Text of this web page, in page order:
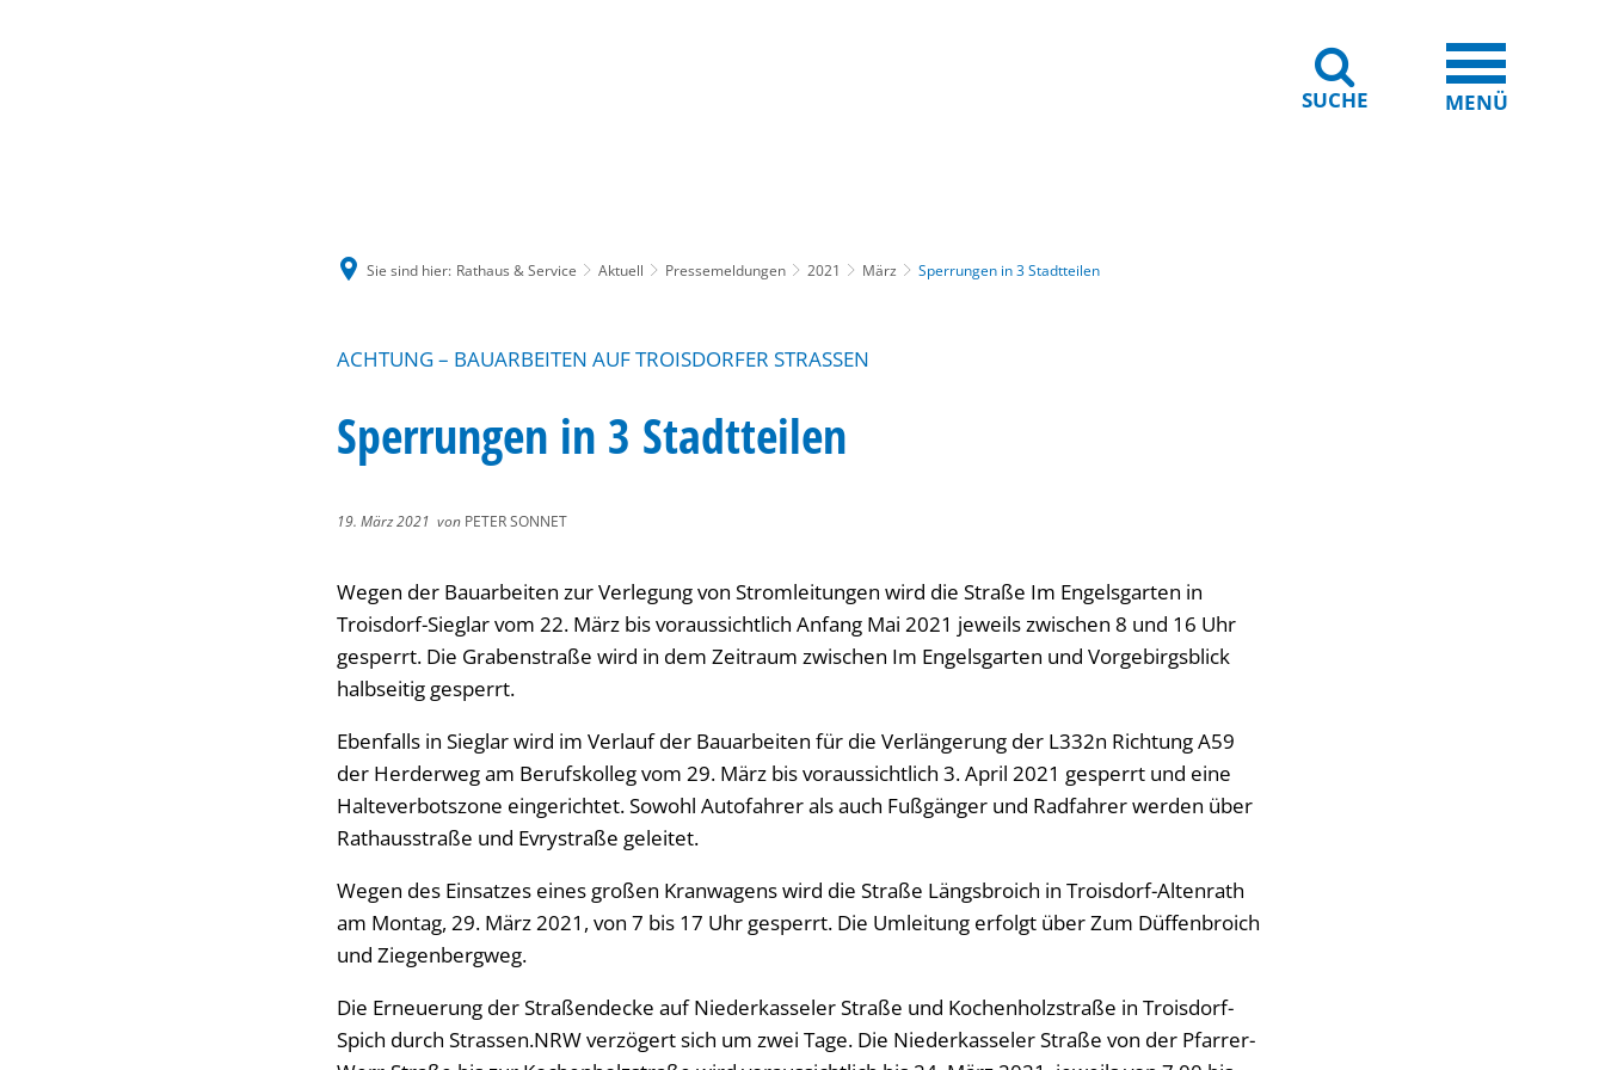
SUCHE MENÜ
Sie sind hier: Rathaus & Service Aktuell Pressemeldungen 2021 März Sperrungen in 3 Stadtteilen
ACHTUNG – BAUARBEITEN AUF TROISDORFER STRASSEN
Sperrungen in 3 Stadtteilen
19. März 2021 von PETER SONNET
Wegen der Bauarbeiten zur Verlegung von Stromleitungen wird die Straße Im Engelsgarten in
Troisdorf-Sieglar vom 22. März bis voraussichtlich Anfang Mai 2021 jeweils zwischen 8 und 16 Uhr
gesperrt. Die Grabenstraße wird in dem Zeitraum zwischen Im Engelsgarten und Vorgebirgsblick
halbseitig gesperrt.
Ebenfalls in Sieglar wird im Verlauf der Bauarbeiten für die Verlängerung der L332n Richtung A59
der Herderweg am Berufskolleg vom 29. März bis voraussichtlich 3. April 2021 gesperrt und eine
Halteverbotszone eingerichtet. Sowohl Autofahrer als auch Fußgänger und Radfahrer werden über
Rathausstraße und Evrystraße geleitet.
Wegen des Einsatzes eines großen Kranwagens wird die Straße Längsbroich in Troisdorf-Altenrath
am Montag, 29. März 2021, von 7 bis 17 Uhr gesperrt. Die Umleitung erfolgt über Zum Düffenbroich
und Ziegenbergweg.
Die Erneuerung der Straßendecke auf Niederkasseler Straße und Kochenholzstraße in Troisdorf-
Spich durch Strassen.NRW verzögert sich um zwei Tage. Die Niederkasseler Straße von der Pfarrer-